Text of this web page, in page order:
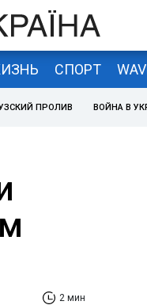
СПОРТ
ПРОЛИВ ВОЙНА В
2 мин